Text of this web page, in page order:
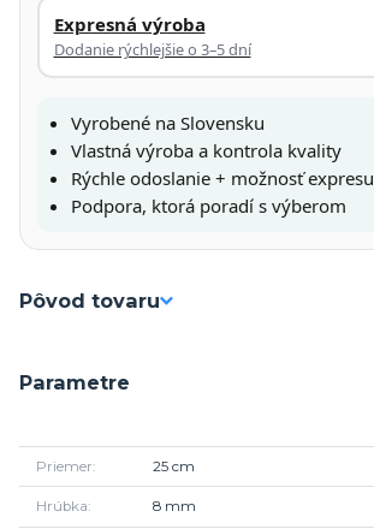
Expresná výroba
Dodanie rýchlejšie o 3–5 dní
Vyrobené na Slovensku
Vlastná výroba a kontrola kvality
Rýchle odoslanie + možnosť expresu
Podpora, ktorá poradí s výberom
Pôvod tovaru
Parametre
Priemer 25 cm
Hrúbka 8 mm